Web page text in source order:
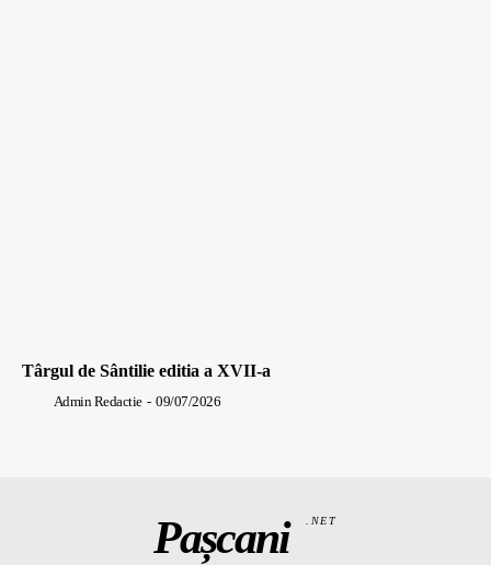
Târgul de Sântilie editia a XVII-a
Admin Redactie - 09/07/2026
Pașcani .NET